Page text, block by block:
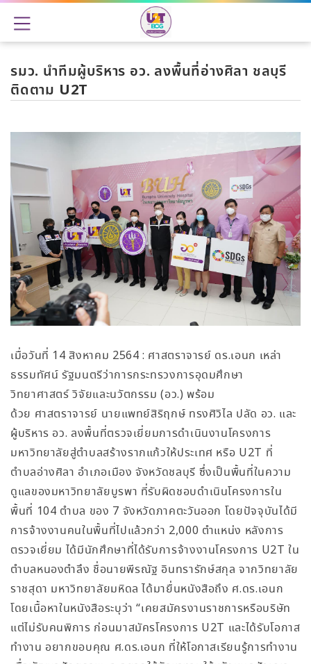
รมว. นำทีมผู้บริหาร อว. ลงพื้นที่อ่างศิลา ชลบุรี
ติดตาม U2T
เมื่อวันที่ 14 สิงหาคม 2564 : ศาสตราจารย์ ดร.เอนก เหล่า
ธรรมทัศน์ รัฐมนตรีว่าการกระทรวงการอุดมศึกษา
วิทยาศาสตร์ วิจัยและนวัตกรรม (อว.) พร้อม
ด้วย ศาสตราจารย์ นายแพทย์สิริฤกษ์ ทรงศิวิไล ปลัด อว. และ
ผู้บริหาร อว. ลงพื้นที่ตรวจเยี่ยมการดำเนินงานโครงการ
มหาวิทยาลัยสู่ตำบลสร้างรากแก้วให้ประเทศ หรือ U2T ที่
ตำบลอ่างศิลา อำเภอเมือง จังหวัดชลบุรี ซึ่งเป็นพื้นที่ในความ
ดูแลของมหาวิทยาลัยบูรพา ที่รับผิดชอบดำเนินโครงการใน
พื้นที่ 104 ตำบล ของ 7 จังหวัดภาคตะวันออก โดยปัจจุบันได้มี
การจ้างงานคนในพื้นที่ไปแล้วกว่า 2,000 ตำแหน่ง หลังการ
ตรวจเยี่ยม ได้มีนักศึกษาที่ได้รับการจ้างงานโครงการ U2T ใน
ตำบลหนองตำลึง ชื่อนายพีรณัฐ อินทรารักษ์สกุล จากวิทยาลัย
ราชสุดา มหาวิทยาลัยมหิดล ได้มายื่นหนังสือถึง ศ.ดร.เอนก
โดยเนื้อหาในหนังสือระบุว่า “เคยสมัครงานราชการหรือบริษัท
แต่ไม่รับคนพิการ ก่อนมาสมัครโครงการ U2T และได้รับโอกาส
ทำงาน อยากขอบคุณ ศ.ดร.เอนก ที่ให้โอกาสเรียนรู้การทำงาน